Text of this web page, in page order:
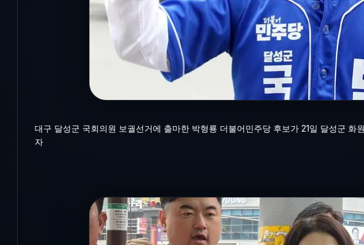
대구 달성군 국회의원 보궐선거에 출마한 박형룡 더불어민주당 후보가 21일 달성군
자